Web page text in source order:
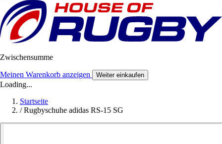
Zwischensumme
Meinen Warenkorb anzeigen Weiter einkaufen
Loading...
Startseite
/ Rugbyschuhe adidas RS-15 SG